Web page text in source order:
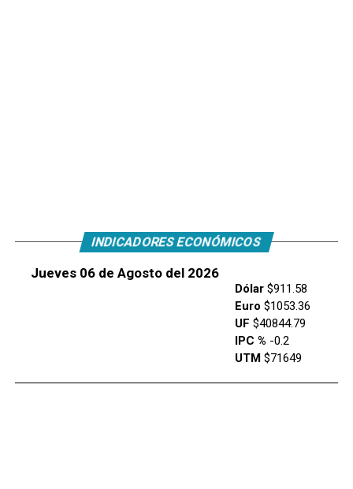
INDICADORES ECONÓMICOS
Jueves 06 de Agosto del 2026
Dólar$911.58
Euro $1053.36
UF $40844.79
IPC % -0.2
UTM $71649